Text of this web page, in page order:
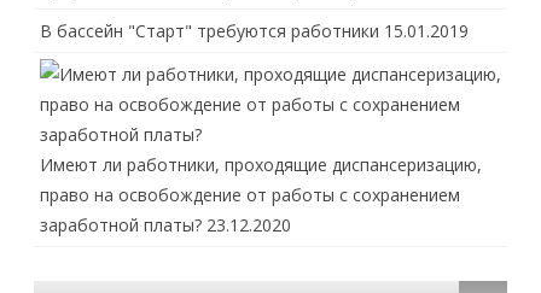
В бассейн "Старт" требуются работники 15.01.2019
Имеют ли работники, проходящие диспансеризацию,
право на освобождение от работы с сохранением
заработной платы? 23.12.2020